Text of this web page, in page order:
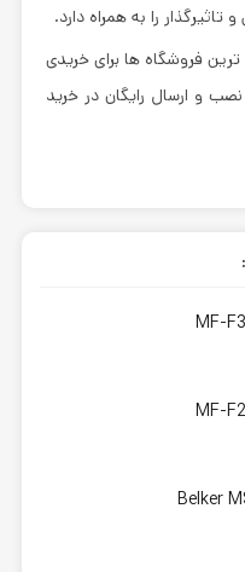
را به همراه دارد.
فروشگاه ها برای خریدی
نصب و ارسال رایگان در خرید